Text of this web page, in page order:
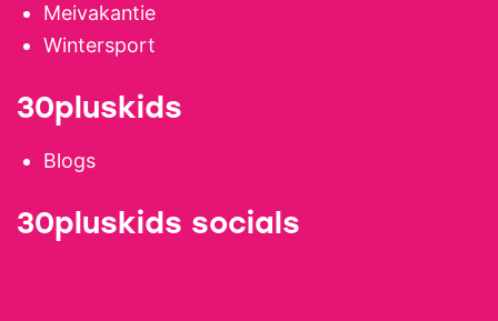
Meivakantie
Wintersport
30pluskids
Blogs
30pluskids socials